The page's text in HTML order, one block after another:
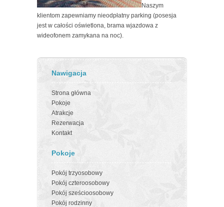
Naszym
klientom zapewniamy nieodpłatny parking (posesja
jest w całości oświetlona, brama wjazdowa z
wideofonem zamykana na noc).
Nawigacja
Strona główna
Pokoje
Atrakcje
Rezerwacja
Kontakt
Pokoje
Pokój trzyosobowy
Pokój czteroosobowy
Pokój sześcioosobowy
Pokój rodzinny